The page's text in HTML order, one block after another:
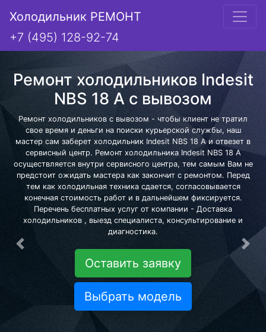
Холодильник РЕМОНТ
+7 (495) 128-92-74
Ремонт холодильников Indesit
NBS 18 A с вывозом
Ремонт холодильников с вывозом - чтобы клиент не тратил
свое время и деньги на поиски курьерской службы, наш
мастер сам заберет холодильник Indesit NBS 18 A и отвезет в
сервисный центр. Ремонт холодильника Indesit NBS 18 A
осуществляется внутри сервисного центра, тем самым Вам не
предстоит ожидать мастера как закончит с ремонтом. Перед
тем как холодильная техника сдается, согласовывается
конечная стоимость работ и в дальнейшем фиксируется.
Перечень бесплатных услуг от компании - Доставка
холодильников , выезд специалиста, консультирование и
диагностика.
Оставить заявку
Выбрать модель
Предыдущая